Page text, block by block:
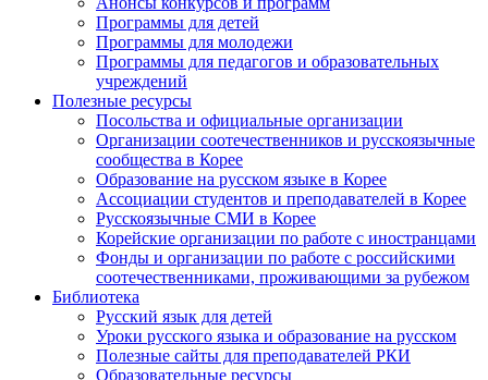
Программы для детей
Программы для молодежи
Программы для педагогов и образовательных
учреждений
Полезные ресурсы
Посольства и официальные организации
Организации соотечественников и русскоязычные
сообщества в Корее
Образование на русском языке в Корее
Ассоциации студентов и преподавателей в Корее
Русскоязычные СМИ в Корее
Корейские организации по работе с иностранцами
Фонды и организации по работе с российскими
соотечественниками, проживающими за рубежом
Библиотека
Русский язык для детей
Уроки русского языка и образование на русском
Полезные сайты для преподавателей РКИ
Образовательные ресурсы